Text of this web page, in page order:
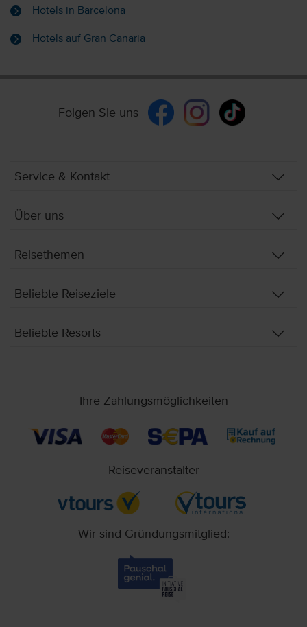
Hotels in Barcelona
Hotels auf Gran Canaria
Folgen Sie uns
Service & Kontakt
Über uns
Reisethemen
Beliebte Reiseziele
Beliebte Resorts
Ihre Zahlungsmöglichkeiten
Reiseveranstalter
Wir sind Gründungsmitglied: